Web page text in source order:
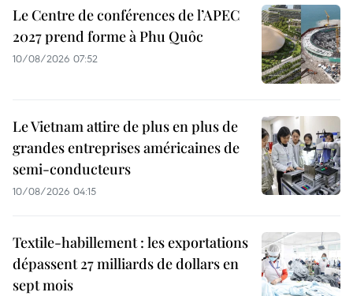
Le Centre de conférences de l’APEC
2027 prend forme à Phu Quôc
10/08/2026 07:52
Le Vietnam attire de plus en plus de
grandes entreprises américaines de
semi-conducteurs
10/08/2026 04:15
Textile-habillement : les exportations
dépassent 27 milliards de dollars en
sept mois